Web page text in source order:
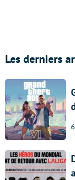
Les derniers